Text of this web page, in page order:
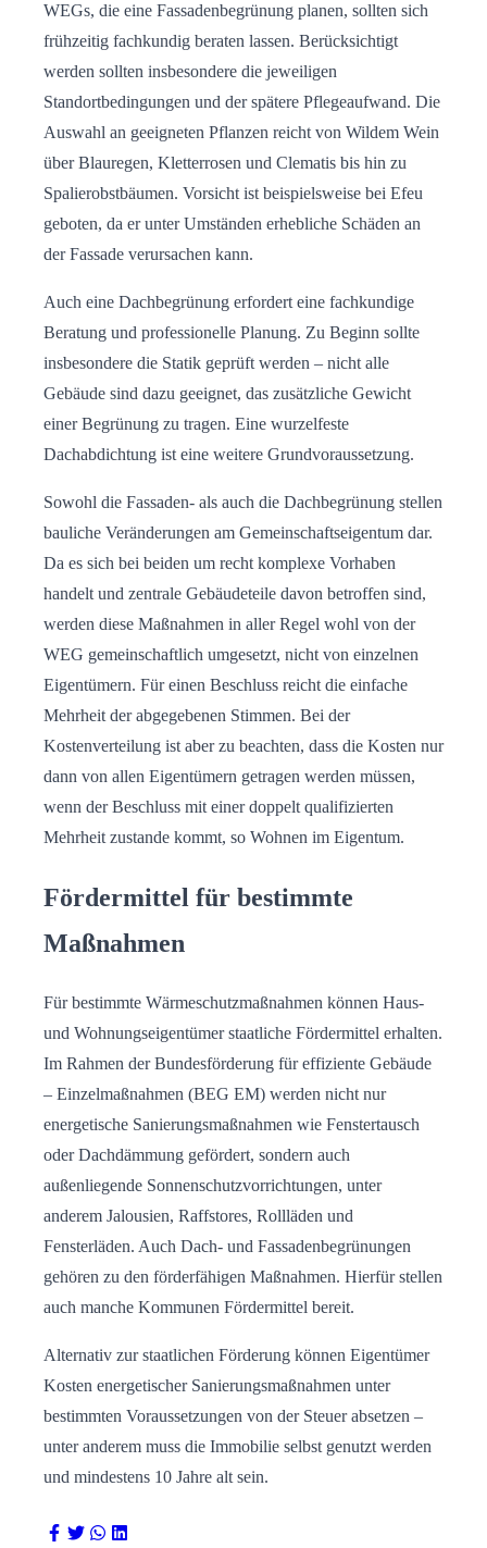
WEGs, die eine Fassadenbegrünung planen, sollten sich
frühzeitig fachkundig beraten lassen. Berücksichtigt
werden sollten insbesondere die jeweiligen
Standortbedingungen und der spätere Pflegeaufwand. Die
Auswahl an geeigneten Pflanzen reicht von Wildem Wein
über Blauregen, Kletterrosen und Clematis bis hin zu
Spalierobstbäumen. Vorsicht ist beispielsweise bei Efeu
geboten, da er unter Umständen erhebliche Schäden an
der Fassade verursachen kann.
Auch eine Dachbegrünung erfordert eine fachkundige
Beratung und professionelle Planung. Zu Beginn sollte
insbesondere die Statik geprüft werden – nicht alle
Gebäude sind dazu geeignet, das zusätzliche Gewicht
einer Begrünung zu tragen. Eine wurzelfeste
Dachabdichtung ist eine weitere Grundvoraussetzung.
Sowohl die Fassaden- als auch die Dachbegrünung stellen
bauliche Veränderungen am Gemeinschaftseigentum dar.
Da es sich bei beiden um recht komplexe Vorhaben
handelt und zentrale Gebäudeteile davon betroffen sind,
werden diese Maßnahmen in aller Regel wohl von der
WEG gemeinschaftlich umgesetzt, nicht von einzelnen
Eigentümern. Für einen Beschluss reicht die einfache
Mehrheit der abgegebenen Stimmen. Bei der
Kostenverteilung ist aber zu beachten, dass die Kosten nur
dann von allen Eigentümern getragen werden müssen,
wenn der Beschluss mit einer doppelt qualifizierten
Mehrheit zustande kommt, so Wohnen im Eigentum.
Fördermittel für bestimmte
Maßnahmen
Für bestimmte Wärmeschutzmaßnahmen können Haus-
und Wohnungseigentümer staatliche Fördermittel erhalten.
Im Rahmen der Bundesförderung für effiziente Gebäude
– Einzelmaßnahmen (BEG EM) werden nicht nur
energetische Sanierungsmaßnahmen wie Fenstertausch
oder Dachdämmung gefördert, sondern auch
außenliegende Sonnenschutzvorrichtungen, unter
anderem Jalousien, Raffstores, Rollläden und
Fensterläden. Auch Dach- und Fassadenbegrünungen
gehören zu den förderfähigen Maßnahmen. Hierfür stellen
auch manche Kommunen Fördermittel bereit.
Alternativ zur staatlichen Förderung können Eigentümer
Kosten energetischer Sanierungsmaßnahmen unter
bestimmten Voraussetzungen von der Steuer absetzen –
unter anderem muss die Immobilie selbst genutzt werden
und mindestens 10 Jahre alt sein.